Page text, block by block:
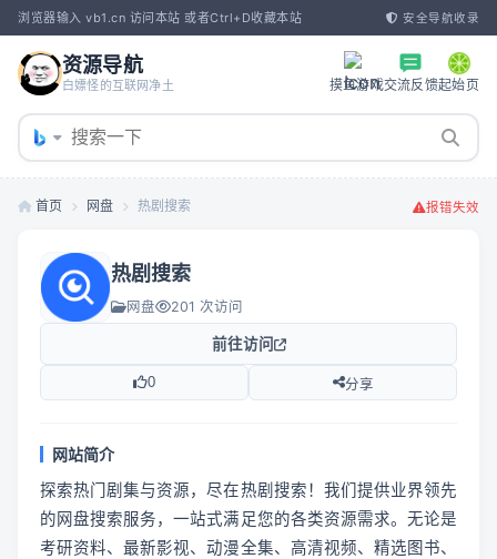
浏览器输入 vb1.cn 访问本站 或者Ctrl+D收藏本站 安全导航收录
资源导航
白嫖怪的互联网净土 摸鱼游戏交流反馈起始页
首页 网盘 热剧搜索 报错失效
热剧搜索
网盘 201 次访问
前往访问
0 分享
网站简介
探索热门剧集与资源，尽在热剧搜索！我们提供业界领先
的网盘搜索服务，一站式满足您的各类资源需求。无论是
考研资料、最新影视、动漫全集、高清视频、精选图书、